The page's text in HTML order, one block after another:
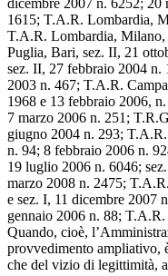
1615; T.A.R. Lombardia,
T.A.R. Lombardia,
Puglia, Bari, sez. II, 21
sez. II, 27 febbraio 2004 n.
2003 n. 467; T.A.R.
1968 e 13 febbraio 2006,
7 marzo 2006 n. 251;
giugno 2004 n. 293;
n. 94; 8 febbraio 2006 n.
19 luglio 2006 n. 6046;
marzo 2008 n. 2475;
e sez. I, 11 dicembre 2007
gennaio 2006 n. 88;
Quando, cioè,
provvedimento ampliativo,
che del vizio di legittimità,